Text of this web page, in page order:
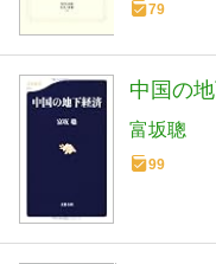
79
中国の
富坂聰
99